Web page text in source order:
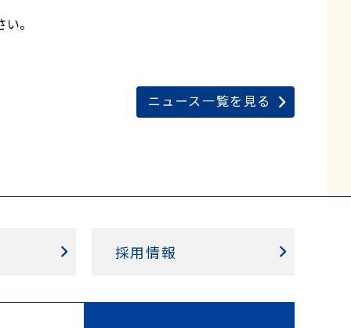
。
ニュース一覧を見る
採用情報